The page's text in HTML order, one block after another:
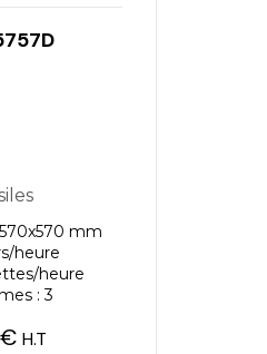
mm
heure
heure
: 3
H.T